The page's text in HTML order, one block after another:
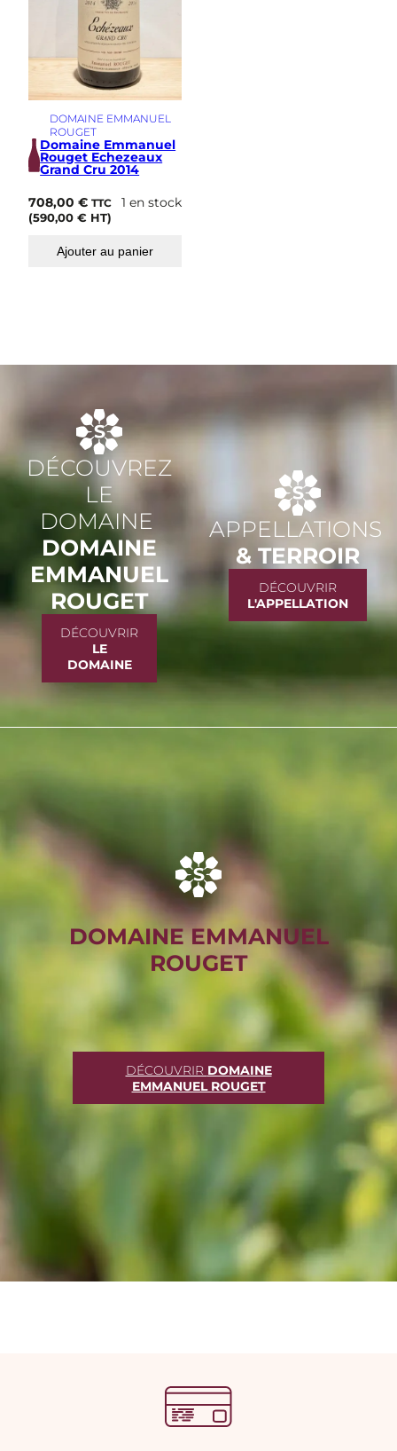
DOMAINE EMMANUEL
ROUGET
Domaine Emmanuel
Rouget Echezeaux
Grand Cru 2014
708,00€ TTC
(590,00€ HT)
1 en stock
Ajouter au panier
DÉCOUVREZ
LE
DOMAINE
DOMAINE
EMMANUEL
ROUGET
DÉCOUVRIR
LE
DOMAINE
APPELLATIONS
& TERROIR
DÉCOUVRIR
L'APPELLATION
DOMAINE EMMANUEL
ROUGET
DÉCOUVRIR DOMAINE
EMMANUEL ROUGET